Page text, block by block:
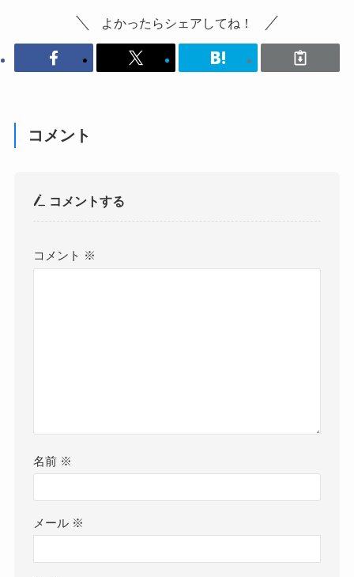
よかったらシェアしてね！
コメント
コメントする
コメント ※
名前 ※
メール ※